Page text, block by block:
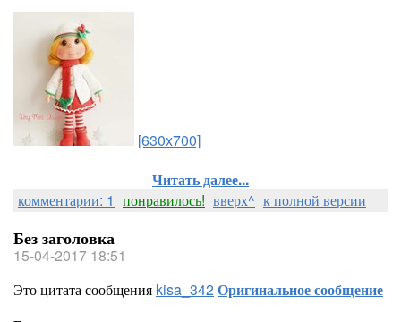
[630x700]
Читать далее...
комментарии: 1 понравилось! вверх^ к полной версии
Без заголовка
15-04-2017 18:51
Это цитата сообщения kisa_342Оригинальное сообщение